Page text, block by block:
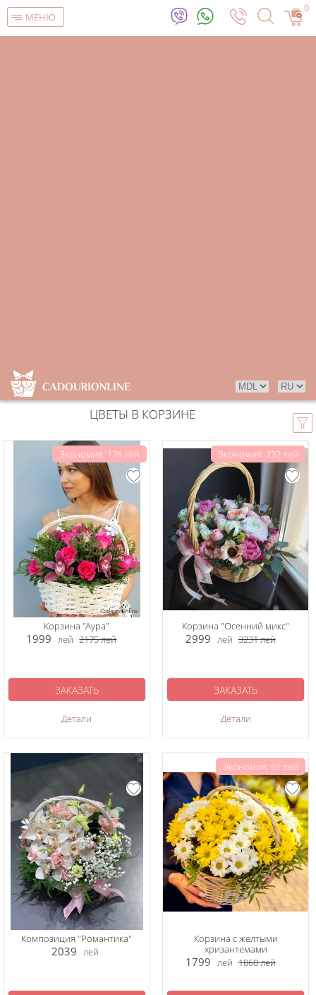
МЕНЮ
0
ЦВЕТЫ В КОРЗИНЕ
Экономия: 176 лей
Корзина "Аура"
1999 лей 2175лей
Детали
ЗАКАЗАТЬ
Экономия: 232 лей
Корзина "Осенний микс"
2999 лей 3231лей
Детали
ЗАКАЗАТЬ
Композиция "Романтика"
2039 лей
Экономия: 61 лей
Корзина с желтыми
хризантемами
1799 лей 1860лей